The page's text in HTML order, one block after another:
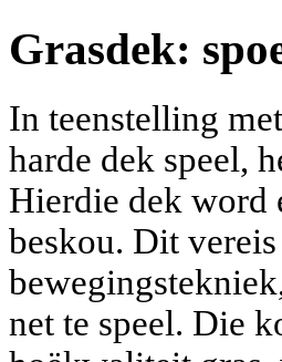
Grasdek:
In teenstelling
harde dek speel,
Hierdie dek word
beskou. Dit
net te speel. Die